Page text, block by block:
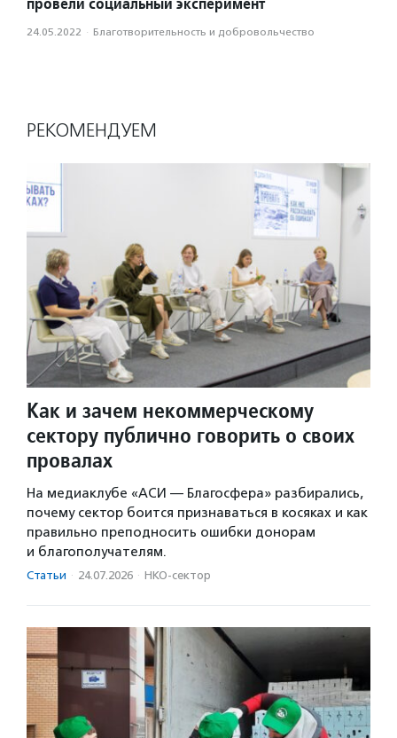
24.05.2022 · Благотвори­тель­ность и доброволь­чест­во
РЕКОМЕНДУЕМ
Как и зачем некоммерческому
сектору публично говорить о своих
провалах
На медиаклубе «АСИ — Благосфера» разбирались,
почему сектор боится признаваться в косяках и как
правильно преподносить ошибки донорам
и благополучателям.
Статьи · 24.07.2026 · НКО-сектор